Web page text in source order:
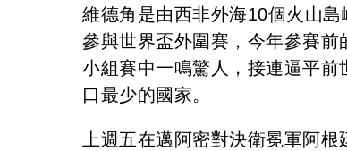
維德角是由西非外海10個火山
參與世界盃外圍賽，今年參賽
小組賽中一鳴驚人，接連逼平
口最少的國家。
上週五在邁阿密對決衛冕軍阿